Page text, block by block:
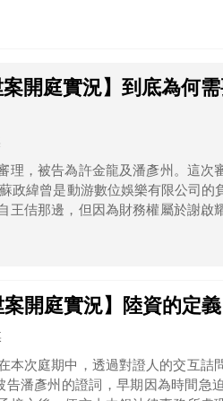
案開庭實況】到底為何
理，被告為許金龍及潘彥州。這次
王佶那邊，但因為財務權屬於謝啟
術團隊，當初跟王佶談合作，王佶
案開庭實況】陸資的定義
本次庭期中，透過對證人的交互詰